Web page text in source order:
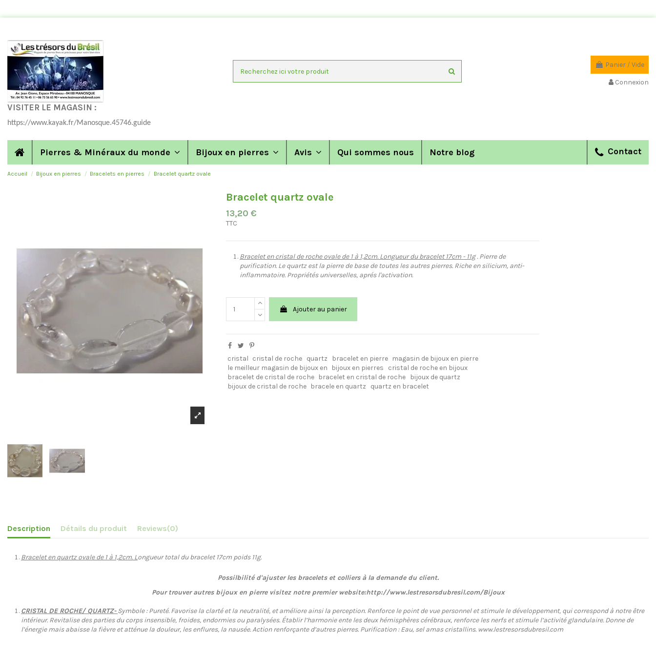
Panier / Vide
Connexion
VISITER LE MAGASIN :
https://www.kayak.fr/Manosque.45746.guide
Pierres & Minéraux du monde Bijoux en pierres Avis Contact
Qui sommes nous Notre blog
Accueil Bijoux en pierres Bracelets en pierres Bracelet quartz ovale
Bracelet quartz ovale
13,20 €
TTC
Bracelet en cristal de roche ovale de 1 à 1,2cm. Longueur du bracelet 17cm - 11g. Pierre de
purification. Le quartz est la pierre de base de toutes les autres pierres. Riche en silicium, anti-
inflammatoire. Propriétés universelles, aprés l'activation.
Ajouter au panier
cristal cristal de roche quartz bracelet en pierre
magasin de bijoux en pierre
le meilleur magasin de bijoux en
bijoux en pierres
cristal de roche en bijoux
bracelet de cristal de roche
bracelet en cristal de roche
bijoux de quartz
bijoux de cristal de roche
bracele en quartz quartz en bracelet
Description Détails du produit Reviews(0)
Bracelet en quartz ovale de 1 à 1,2cm. Longueur total du bracelet 17cm poids 11g.
Possilbilité d'ajuster les bracelets et colliers à la demande du client.
Pour trouver autres bijoux en pierre visitez notre premier website:http://www.lestresorsdubresil.com/Bijoux
CRISTAL DE ROCHE/ QUARTZ- Symbole : Pureté. Favorise la clarté et la neutralité, et améliore ainsi la perception. Renforce le point de vue personnel et stimule le développement, qui correspond à notre être
intérieur. Revitalise des parties du corps insensible, froides, endormies ou paralysées. Établir l’harmonie ente les deux hémisphères cérébraux, renforce les nerfs et stimule l’activité glandulaire. Donne de
l’énergie mais abaisse la fièvre et atténue la douleur, les enflures, la nausée. Action renforçante d’autres pierres. Purification : Eau, sel amas cristallins. www.lestresorsdubresil.com